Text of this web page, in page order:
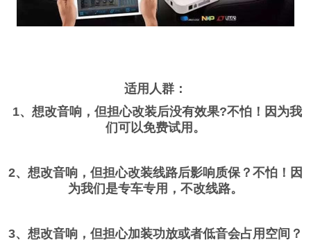
适用人群：
1、想改音响，但担心改装后没有效果?不怕！因为我
们可以免费试用。
2、想改音响，但担心改装线路后影响质保？不怕！因
为我们是专车专用，不改线路。
3、想改音响，但担心加装功放或者低音会占用空间？